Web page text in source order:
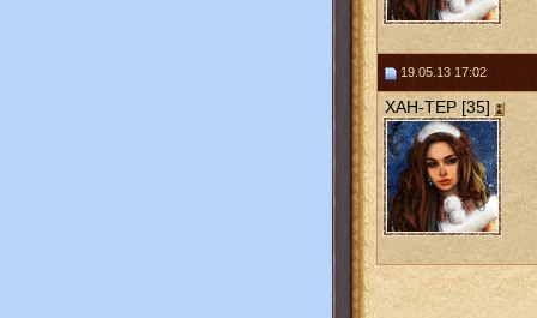
19.05.13 17:02
ХАН-ТЕР [35]